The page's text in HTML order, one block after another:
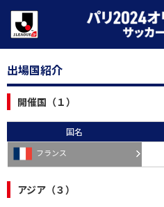
出場国紹介
開催国（１）
国名
フランス
アジア（３）